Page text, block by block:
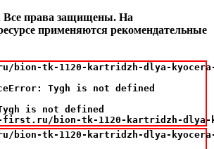
Все права защищены. На
применяются рекомендательные
tk-1120-kartridzh-dlya-kyocera-
Tygh is not defined
is not defined
bion-tk-1120-kartridzh-
tk-1120-kartridzh-dlya-kyocera-